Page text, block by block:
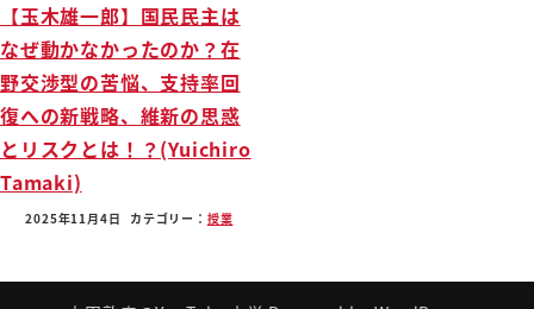
【玉木雄一郎】国民民主は
なぜ動かなかったのか？在
野交渉型の苦悩、支持率回
復への新戦略、維新の思惑
とリスクとは！？(Yuichiro
Tamaki)
2025年11月4日 カテゴリー： 授業